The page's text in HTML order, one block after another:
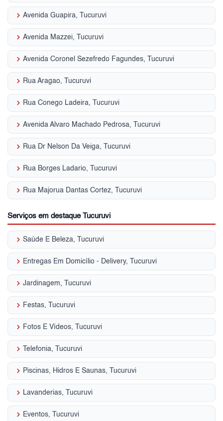
keyboard_arrow_right Avenida Guapira, Tucuruvi
keyboard_arrow_right Avenida Mazzei, Tucuruvi
keyboard_arrow_right Avenida Coronel Sezefredo Fagundes, Tucuruvi
keyboard_arrow_right Rua Aragao, Tucuruvi
keyboard_arrow_right Rua Conego Ladeira, Tucuruvi
keyboard_arrow_right Avenida Alvaro Machado Pedrosa, Tucuruvi
keyboard_arrow_right Rua Dr Nelson Da Veiga, Tucuruvi
keyboard_arrow_right Rua Borges Ladario, Tucuruvi
keyboard_arrow_right Rua Majorua Dantas Cortez, Tucuruvi
Serviços em destaque Tucuruvi
keyboard_arrow_right Saúde E Beleza, Tucuruvi
keyboard_arrow_right Entregas Em Domicílio - Delivery, Tucuruvi
keyboard_arrow_right Jardinagem, Tucuruvi
keyboard_arrow_right Festas, Tucuruvi
keyboard_arrow_right Fotos E Vídeos, Tucuruvi
keyboard_arrow_right Telefonia, Tucuruvi
keyboard_arrow_right Piscinas, Hidros E Saunas, Tucuruvi
keyboard_arrow_right Lavanderias, Tucuruvi
keyboard_arrow_right Eventos, Tucuruvi